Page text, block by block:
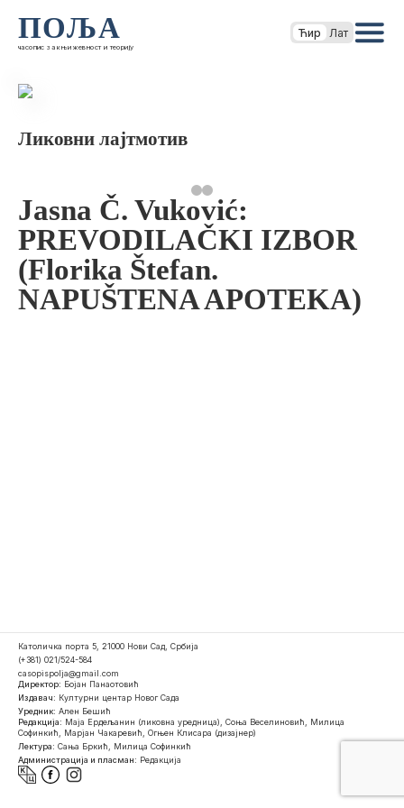
ПОЉА
часопис за књижевност и теорију
Ћир Лат
Ликовни лајтмотив
Jasna Č. Vuković:
PREVODILAČKI IZBOR
(Florika Štefan.
NAPUŠTENA APOTEKA)
Католичка порта 5, 21000 Нови Сад, Србија
(+381) 021/524-584
casopispolja@gmail.com
Директор: Бојан Панаотовић
Издавач: Културни центар Новог Сада
Уредник: Ален Бешић
Редакција: Маја Ердељанин (ликовна уредница), Соња Веселиновић, Милица
Софинкић, Марјан Чакаревић, Огњен Клисара (дизајнер)
Лектура: Сања Бркић, Милица Софинкић
Администрација и пласман: Редакција